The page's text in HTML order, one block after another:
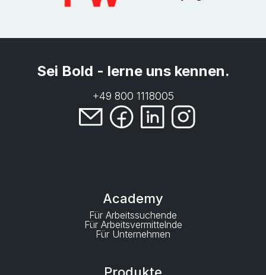
Sei Bold - lerne uns kennen.
+49 800 1118005
Academy
Für Arbeitssuchende
Für Arbeitsvermittelnde
Für Unternehmen